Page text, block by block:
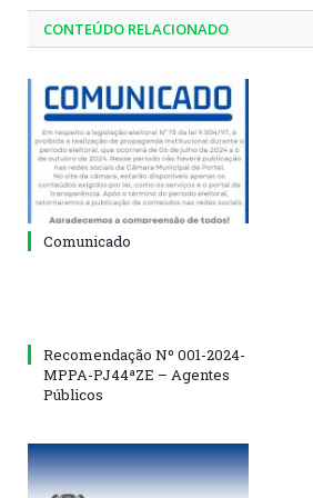
CONTEÚDO RELACIONADO
Comunicado
Recomendação Nº 001-2024-
MPPA-PJ44ªZE – Agentes
Públicos